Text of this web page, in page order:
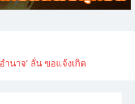
ำนาจ’ ลั่น ขอแจ้งเกิด